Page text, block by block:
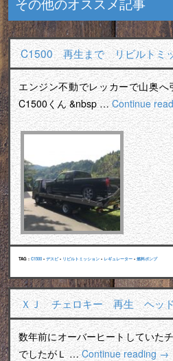
C1500 再生まで リビルトミ
エンジン不動でレッカーで山奥
C1500くん &nbsp …Continue
TAG : C1500 • デスビ • リビルトミッション • レギュレーター • 燃料ポンプ
ＸＪ チェロキー 再生 ヘッ
数年前にオーバーヒートしていた
でしたがＬ …Continue reading→